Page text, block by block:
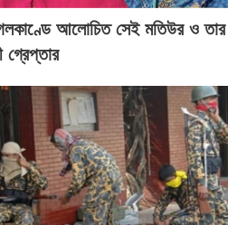
আলোচিত সেই মতিউর ও তার
গ্রেপ্তার